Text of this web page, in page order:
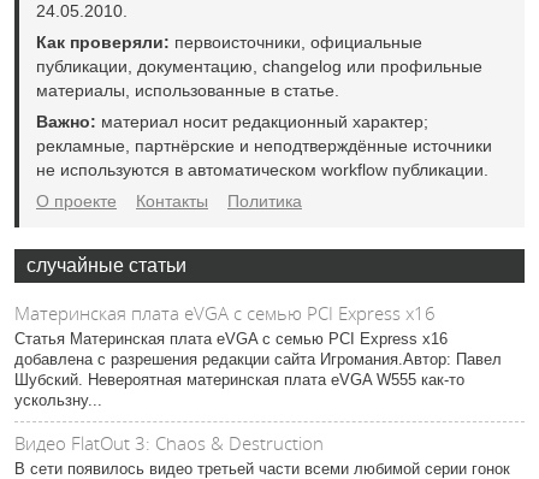
24.05.2010.
Как проверяли: первоисточники, официальные
публикации, документацию, changelog или профильные
материалы, использованные в статье.
Важно: материал носит редакционный характер;
рекламные, партнёрские и неподтверждённые источники
не используются в автоматическом workflow публикации.
О проекте
Контакты Политика
случайные статьи
Материнская плата eVGA с семью PCI Express x16
Статья Материнская плата eVGA с семью PCI Express x16
добавлена с разрешения редакции сайта Игромания.Автор: Павел
Шубский. Невероятная материнская плата eVGA W555 как-то
ускользну...
Видео FlatOut 3: Chaos & Destruction
В сети появилось видео третьей части всеми любимой серии гонок